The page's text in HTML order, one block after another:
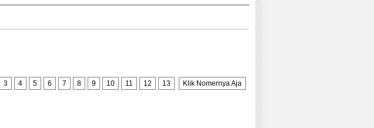
3 4 5 6 7 8 9 10 11 12 13 Klik Nomernya Aja